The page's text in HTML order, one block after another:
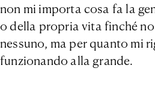
non mi importa cosa fa la
o della propria vita finché
nessuno, ma per quanto mi
funzionando alla grande.